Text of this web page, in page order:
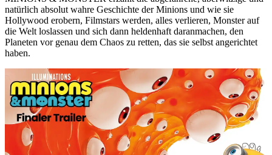
natürlich absolut wahre Geschichte der Minions und wie sie
Hollywood erobern, Filmstars werden, alles verlieren, Monster auf
die Welt loslassen und sich dann heldenhaft daranmachen, den
Planeten vor genau dem Chaos zu retten, das sie selbst angerichtet
haben.